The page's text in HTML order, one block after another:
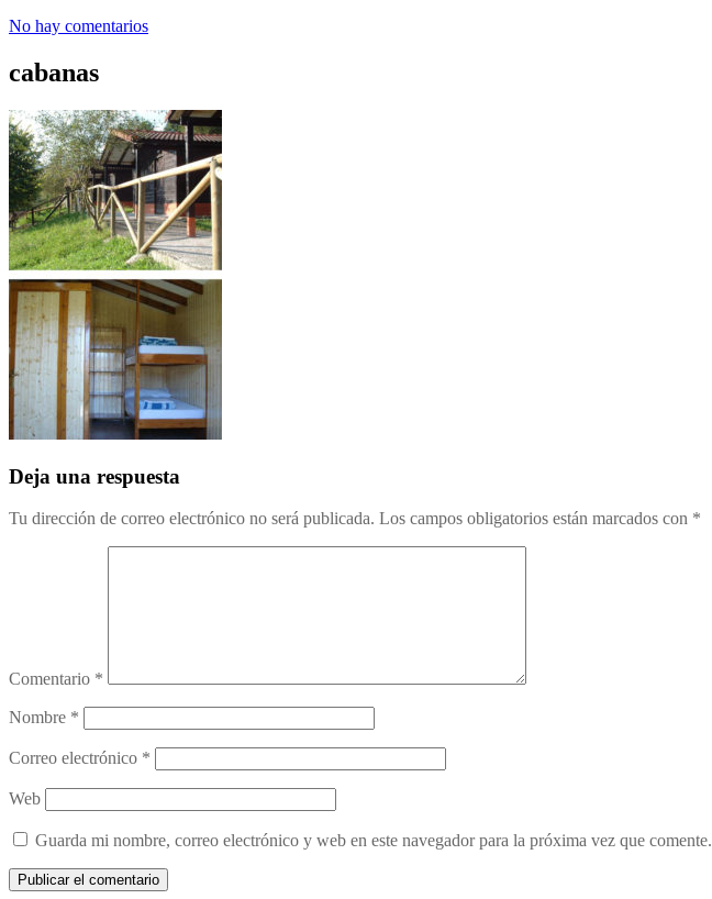
No hay comentarios
cabanas
Deja una respuesta
Tu dirección de correo electrónico no será publicada. Los campos obligatorios están marcados con *
Comentario *
Nombre *
Correo electrónico *
Web
Guarda mi nombre, correo electrónico y web en este navegador para la próxima vez que comente.